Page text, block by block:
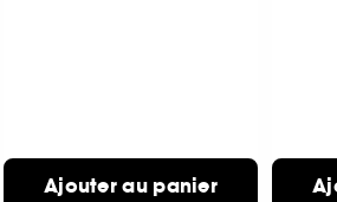
Ajouter au panier